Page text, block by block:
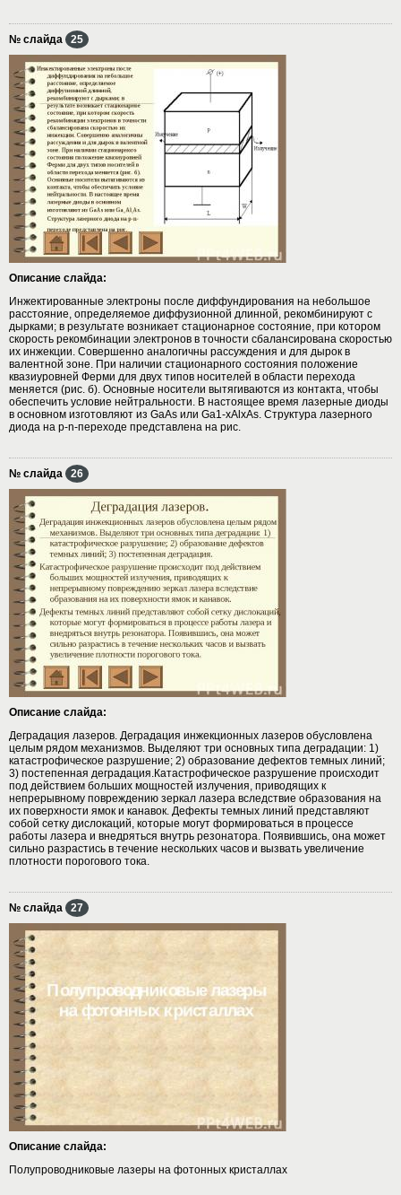
№ слайда 25
Описание слайда:
Инжектированные электроны после диффундирования на небольшое
расстояние, определяемое диффузионной длинной, рекомбинируют с
дырками; в результате возникает стационарное состояние, при котором
скорость рекомбинации электронов в точности сбалансирована скоростью
их инжекции. Совершенно аналогичны рассуждения и для дырок в
валентной зоне. При наличии стационарного состояния положение
квазиуровней Ферми для двух типов носителей в области перехода
меняется (рис. б). Основные носители вытягиваются из контакта, чтобы
обеспечить условие нейтральности. В настоящее время лазерные диоды
в основном изготовляют из GaAs или Ga1-xAlxAs. Структура лазерного
диода на p-n-переходе представлена на рис.
№ слайда 26
Описание слайда:
Деградация лазеров. Деградация инжекционных лазеров обусловлена
целым рядом механизмов. Выделяют три основных типа деградации: 1)
катастрофическое разрушение; 2) образование дефектов темных линий;
3) постепенная деградация.Катастрофическое разрушение происходит
под действием больших мощностей излучения, приводящих к
непрерывному повреждению зеркал лазера вследствие образования на
их поверхности ямок и канавок. Дефекты темных линий представляют
собой сетку дислокаций, которые могут формироваться в процессе
работы лазера и внедряться внутрь резонатора. Появившись, она может
сильно разрастись в течение нескольких часов и вызвать увеличение
плотности порогового тока.
№ слайда 27
Описание слайда:
Полупроводниковые лазеры на фотонных кристаллах